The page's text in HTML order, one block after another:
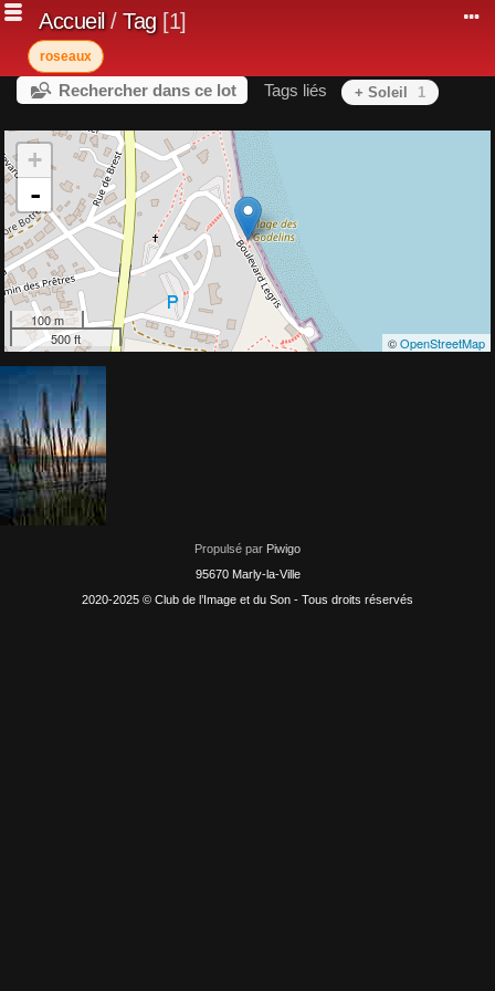
Accueil/ Tag 1
roseaux
Rechercher dans ce lot Tags liés + Soleil 1
+
-
100 m
500 ft
©OpenStreetMap
Propulsé par Piwigo
95670 Marly-la-Ville
2020-2025 © Club de l’Image et du Son - Tous droits réservés